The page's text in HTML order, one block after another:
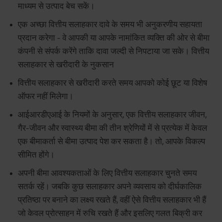
माध्यम से उत्पाद बेच सकें।
एक अच्छा वित्तीय सलाहकार दावे के समय भी अनुकरणीय सहायता
प्रदान करेगा - वे आपकी या आपके नामांकित व्यक्ति की ओर से बीमा
कंपनी से संपर्क करेंगे ताकि दावा जल्दी से निपटाया जा सके। वित्तीय
सलाहकार से खरीदारी के नुकसान
वित्तीय सलाहकार से खरीदारी करते समय आपको कोई छूट या विशेष
ऑफर नहीं मिलेगा।
आईआरडीएआई के नियमों के अनुसार, एक वित्तीय सलाहकार जीवन,
गैर-जीवन और स्वास्थ्य बीमा की तीन श्रेणियों में से प्रत्येक में केवल
एक बीमाकर्ता से बीमा उत्पाद पेश कर सकता है। तो, आपके विकल्प
सीमित होंगे।
अपनी बीमा आवश्यकताओं के लिए वित्तीय सलाहकार चुनते समय
सतर्क रहें। जबकि कुछ सलाहकार अपने व्यवसाय को दीर्घकालिक
प्रतिष्ठा पर बनाने का लक्ष्य रखते हैं, वहीं ऐसे वित्तीय सलाहकार भी हैं
जो केवल प्रोत्साहन में रुचि रखते हैं और इसलिए गलत बिक्री कर